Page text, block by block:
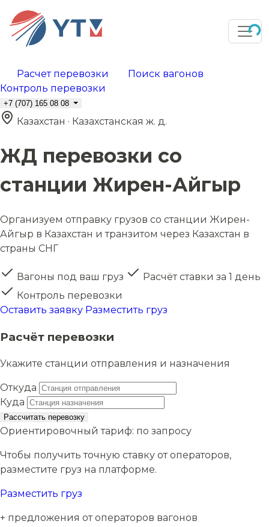
Расчет перевозки
Поиск вагонов
Контроль перевозки
+7 (707) 165 08 08
Казахстан · Казахстанская ж. д.
ЖД перевозки со
станции Жирен-Айгыр
Организуем отправку грузов со станции Жирен-
Айгыр в Казахстан и транзитом через Казахстан в
страны СНГ
Вагоны под ваш груз
Расчёт ставки за 1 день
Контроль перевозки
Оставить заявку Разместить груз
Расчёт перевозки
Укажите станции отправления и назначения
Откуда
Куда
Рассчитать перевозку
Ориентировочный тариф: по запросу
Чтобы получить точную ставку от операторов,
разместите груз на платформе.
Разместить груз
+ предложения от операторов вагонов